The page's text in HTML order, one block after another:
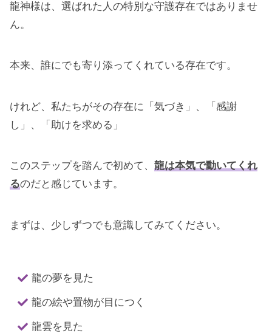
龍神様は、選ばれた人の特別な守護存在ではありませ
ん。
本来、誰にでも寄り添ってくれている存在です。
けれど、私たちがその存在に「気づき」、「感謝
し」、「助けを求める」
このステップを踏んで初めて、 龍は本気で動いてくれ
るのだと感じています。
まずは、少しずつでも意識してみてください。
龍の夢を見た
龍の絵や置物が目につく
龍雲を見た